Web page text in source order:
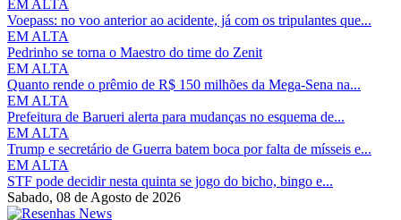
EM ALTA
Voepass: no voo anterior ao acidente, já com os tripulantes que...
EM ALTA
Pedrinho se torna o Maestro do time do Zenit
EM ALTA
Quanto rende o prêmio de R$ 150 milhões da Mega-Sena na...
EM ALTA
Prefeitura de Barueri alerta para mudanças no esquema de...
EM ALTA
Trump e secretário de Guerra batem boca por falta de mísseis e...
EM ALTA
STF pode decidir nesta quinta se jogo do bicho, bingo e...
Sabado, 08 de Agosto de 2026